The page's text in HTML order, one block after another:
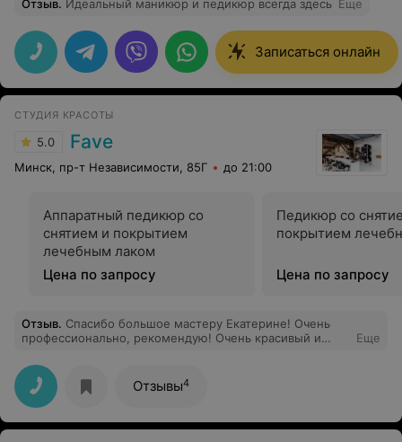
Отзыв. Идеальный маникюр и педикюр всегда здесь Еще
Записаться онлайн
СТУДИЯ КРАСОТЫ
5.0 Fave
Минск, пр-т Независимости, 85Г до 21:00
Аппаратный педикюр со
снятием и покрытием
лечебным лаком
Цена по запросу
Педикюр со
покрытием
Цена по запросу
Отзыв. Спасибо большое мастеру Екатерине! Очень
профессионально, рекомендую! Очень красивый и
Еще
Отзывы4